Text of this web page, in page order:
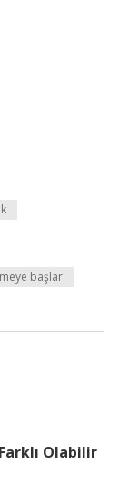
başlar
Olabilir